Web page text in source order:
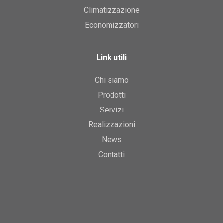
Climatizzazione
Economizzatori
Link utili
Chi siamo
Prodotti
Servizi
Realizzazioni
News
Contatti